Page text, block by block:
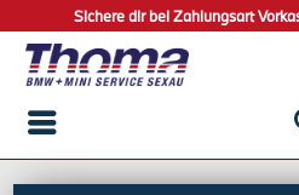
Sichere dir bei Zahlungsart